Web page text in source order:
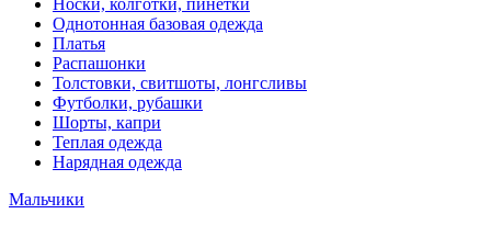
Однотонная базовая одежда
Платья
Распашонки
Толстовки, свитшоты, лонгсливы
Футболки, рубашки
Шорты, капри
Теплая одежда
Нарядная одежда
Мальчики